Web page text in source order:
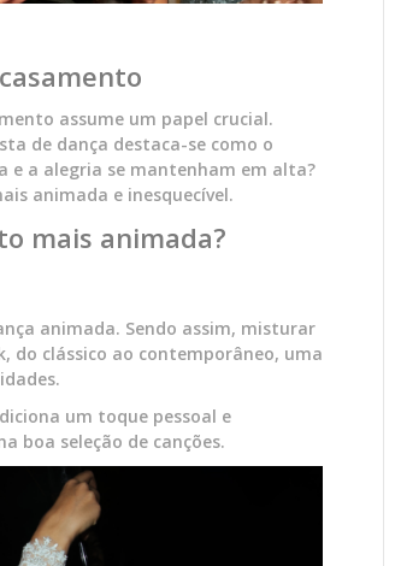
assume um papel crucial.
de dança destaca-se como o
e a alegria se mantenham em alta?
animada e inesquecível.
mais animada?
animada. Sendo assim, misturar
do clássico ao contemporâneo, uma
um toque pessoal e
boa seleção de canções.